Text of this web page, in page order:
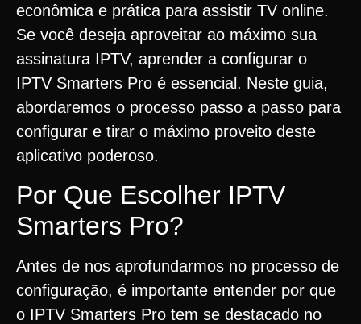
econômica e prática para assistir TV online.
Se você deseja aproveitar ao máximo sua
assinatura IPTV, aprender a configurar o
IPTV Smarters Pro é essencial. Neste guia,
abordaremos o processo passo a passo para
configurar e tirar o máximo proveito deste
aplicativo poderoso.
Por Que Escolher IPTV
Smarters Pro?
Antes de nos aprofundarmos no processo de
configuração, é importante entender por que
o IPTV Smarters Pro tem se destacado no